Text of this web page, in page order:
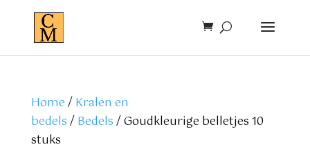
Home/Kralen en
bedels/Bedels/ Goudkleurige belletjes 10
stuks